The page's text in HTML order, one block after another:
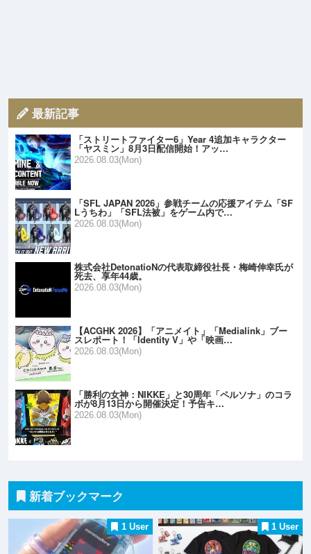
最新記事
「ストリートファイター6」Year 4追加キャラクター
「ヤスミン」8月3日配信開始！アッ…
2026.08.03(Mon)
「SFL JAPAN 2026」参戦チームの応援アイテム「SF
Lうちわ」「SFL法被」をゲーム内で…
2026.08.03(Mon)
株式会社DetonatioNの代表取締役社長・梅崎伸幸氏が
死去、享年44歳。
2026.08.03(Mon)
【ACGHK 2026】「アニメイト」「Medialink」ブー
スレポート！「Identity V」や「映画…
2026.08.03(Mon)
「勝利の女神：NIKKE」と30周年「ペルソナ」のコラ
ボが8月13日から開催決定！予告キ…
2026.08.03(Mon)
新着ブックマーク
1 User 1 User